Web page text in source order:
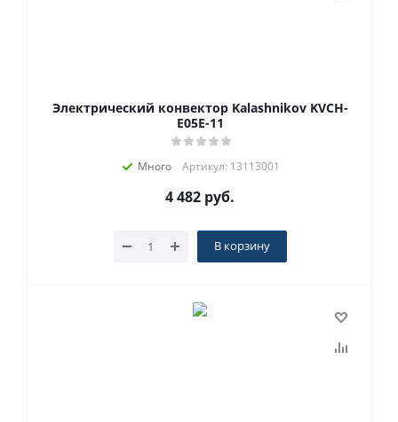
Электрический конвектор Kalashnikov KVCH-
E05E-11
Много Артикул: 13113001
4 482 руб.
В корзину